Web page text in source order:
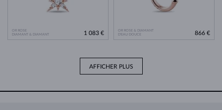
OR ROSE
DIAMANT & DIAMANT
1 083 €
OR ROSE & DIAMANT
D'EAU DOUCE
866 €
AFFICHER PLUS